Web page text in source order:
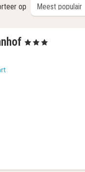
op
2
, 3 Sterren